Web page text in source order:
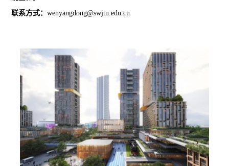
联系方式： wenyangdong@swjtu.edu.cn